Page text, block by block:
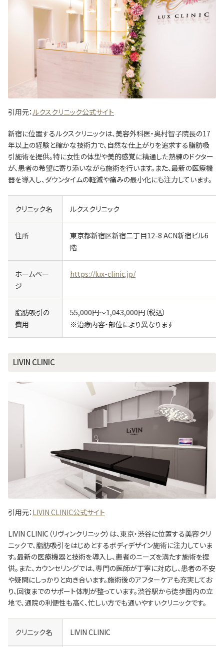
引用元：ルクスクリニック公式サイト
新宿に位置するルクスクリニックは、美容外科医・奥村智子院長の17
年以上の経験と確かな技術力で、自然な仕上がりを追求する脂肪吸
引施術を提供。特に女性の体型や美的感覚に精通した熟練のドクター
が、患者の希望に寄り添いながら施術を行います。また、最新の医療機
器を導入し、ダウンタイムの軽減や痛みの最小化にも注力しています。
クリニック名 ルクスクリニック
住所
東京都新宿区新宿二丁目12-8 ACN新宿ビル6
階
ホームペー
ジ
https://lux-clinic.jp/
脂肪吸引の
費用
55,000円～1,043,000円（税込）
※治療内容・部位により異なります
LIVIN CLINIC
引用元： LIVIN CLINIC公式サイト
LIVIN CLINIC（リヴィンクリニック）は、東京・渋谷に位置する美容クリ
ニックで、脂肪吸引をはじめとするボディデザイン施術に注力していま
す。最新の医療機器と技術を導入し、患者のニーズを満たす施術を提
供。また、カウンセリングでは、専門の医師が丁寧に対応し、患者の不安
や疑問にしっかりと向き合います。施術後のアフターケアも充実してお
り、回復までのサポート体制が整っています。渋谷駅から徒歩圏内の立
地で、通院の利便性も高く、忙しい方でも通いやすいクリニックです。
クリニック名 LIVIN CLINIC